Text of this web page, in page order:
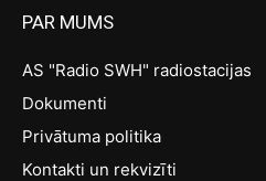
PAR MUMS
AS "Radio SWH" radiostacijas
Dokumenti
Privātuma politika
Kontakti un rekvizīti